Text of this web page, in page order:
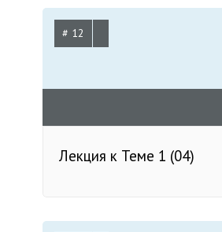
# 12
Лекция к Теме 1 (04)